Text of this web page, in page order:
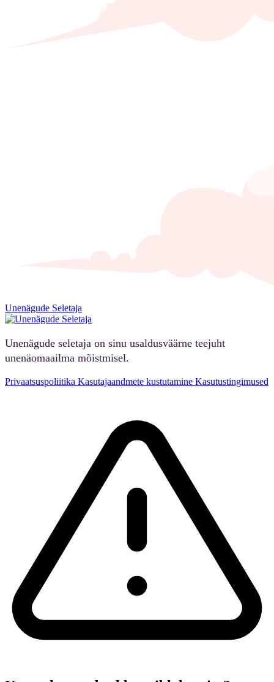
Unenägude Seletaja
Unenägude seletaja on sinu usaldusväärne teejuht
unenäomaailma mõistmisel.
Privaatsuspoliitika Kasutajaandmete kustutamine Kasutustingimused